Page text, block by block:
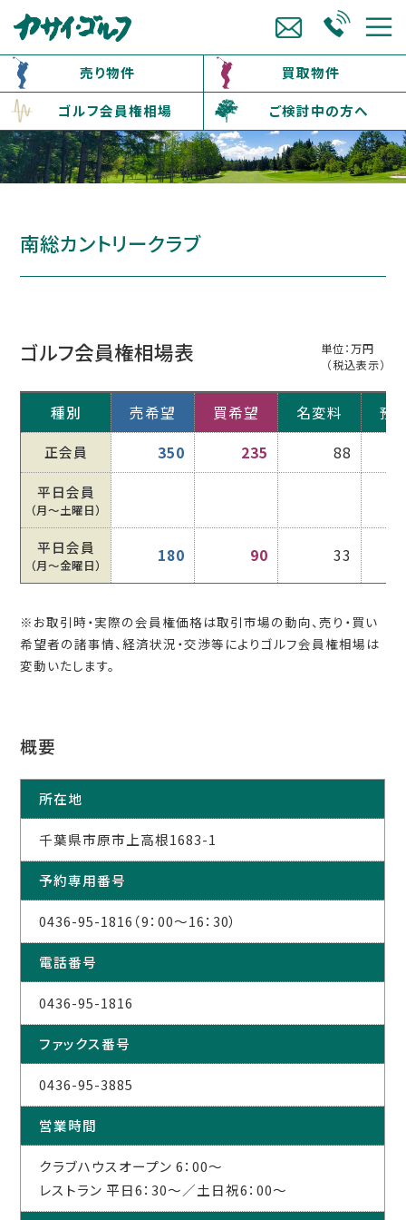
売り物件
買取物件
ゴルフ会員権相場
ご検討中の方へ
南総カントリークラブ
ゴルフ会員権相場表
単位：万円
（税込表示）
種別 売希望 買希望 名変料 預
正会員 350 235 88
平日会員
（月〜土曜日）
平日会員
（月〜金曜日） 180 90 33
※お取引時・実際の会員権価格は取引市場の動向、売り・買い
希望者の諸事情、経済状況・交渉等によりゴルフ会員権相場は
変動いたします。
概要
所在地
千葉県市原市上高根1683-1
予約専用番号
0436-95-1816（9：00～16：30）
電話番号
0436-95-1816
ファックス番号
0436-95-3885
営業時間
クラブハウスオープン 6：00～
レストラン 平日6：30～／土日祝6：00～